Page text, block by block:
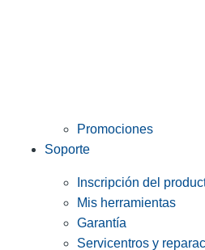
Promociones
Soporte
Inscripción del
Mis herramientas
Garantía
Servicentros y